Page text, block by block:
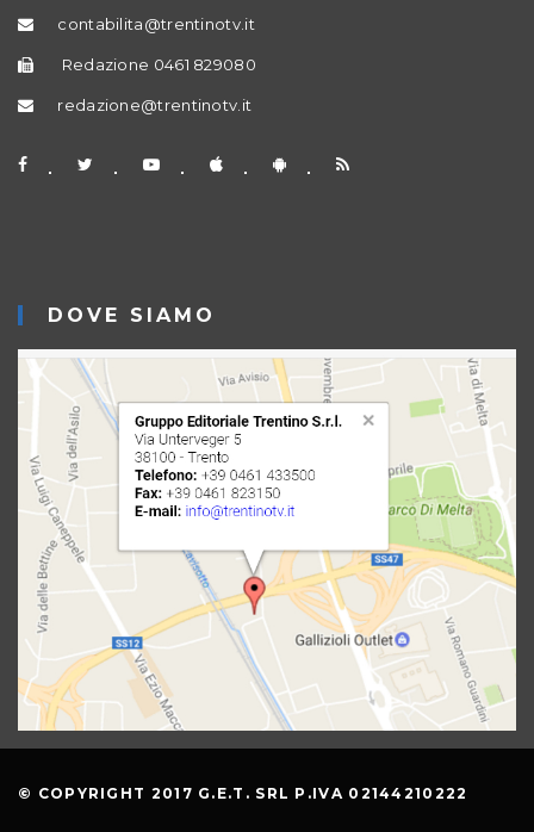
contabilita@trentinotv.it
Redazione 0461 829080
redazione@trentinotv.it
DOVE SIAMO
© COPYRIGHT 2017 G.E.T. SRL P.IVA 02144210222